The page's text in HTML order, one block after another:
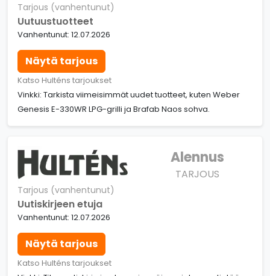
Tarjous (vanhentunut)
Uutuustuotteet
Vanhentunut: 12.07.2026
Näytä tarjous
Katso Hulténs tarjoukset
Vinkki: Tarkista viimeisimmät uudet tuotteet, kuten Weber
Genesis E-330WR LPG-grilli ja Brafab Naos sohva.
Alennus
TARJOUS
Tarjous (vanhentunut)
Uutiskirjeen etuja
Vanhentunut: 12.07.2026
Näytä tarjous
Katso Hulténs tarjoukset